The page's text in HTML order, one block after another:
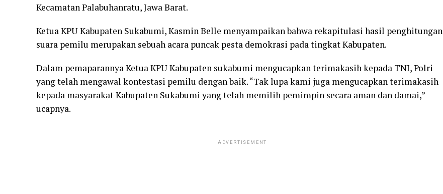
Kecamatan Palabuhanratu, Jawa Barat.
Ketua KPU Kabupaten Sukabumi, Kasmin Belle menyampaikan bahwa rekapitulasi hasil penghitungan
suara pemilu merupakan sebuah acara puncak pesta demokrasi pada tingkat Kabupaten.
Dalam pemaparannya Ketua KPU Kabupaten sukabumi mengucapkan terimakasih kepada TNI, Polri
yang telah mengawal kontestasi pemilu dengan baik. “Tak lupa kami juga mengucapkan terimakasih
kepada masyarakat Kabupaten Sukabumi yang telah memilih pemimpin secara aman dan damai,”
ucapnya.
ADVERTISEMENT